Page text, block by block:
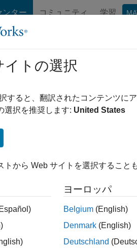
ンター コミュニティ 学習
ラ
ロボットのモ
ロボット モデル、運動学
モバイル ロボットとマニ
モデルを使
カテゴリ
マニピュレーターのモデル
マニピュレーターの剛
モバイル ロボットの剛
イトの選択
すると、翻訳されたコンテンツに
選択を推奨します: United States
トから Web サイトを選択すること
ヨーロッパ
Belgium (English)
Denmark (English)
Deutschland